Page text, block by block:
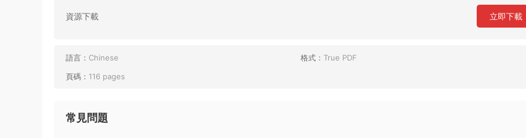
資源下載 立即下載
語言： Chinese 格式： True PDF
頁碼： 116 pages
常見問題